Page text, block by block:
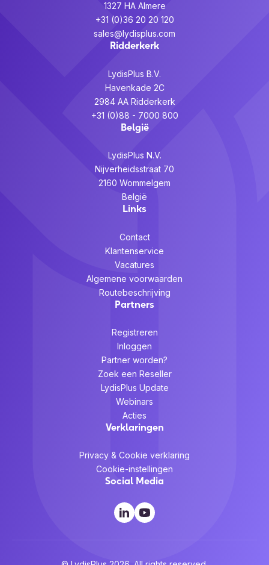
1327 HA Almere
+31 (0)36 20 20 120
sales@lydisplus.com
Ridderkerk
LydisPlus B.V.
Havenkade 2C
2984 AA Ridderkerk
+31 (0)88 - 7000 800
België
LydisPlus N.V.
Nijverheidsstraat 70
2160 Wommelgem
België
Links
Contact
Klantenservice
Vacatures
Algemene voorwaarden
Routebeschrijving
Partners
Registreren
Inloggen
Partner worden?
Zoek een Reseller
LydisPlus Update
Webinars
Acties
Verklaringen
Privacy & Cookie verklaring
Cookie-instellingen
Social Media